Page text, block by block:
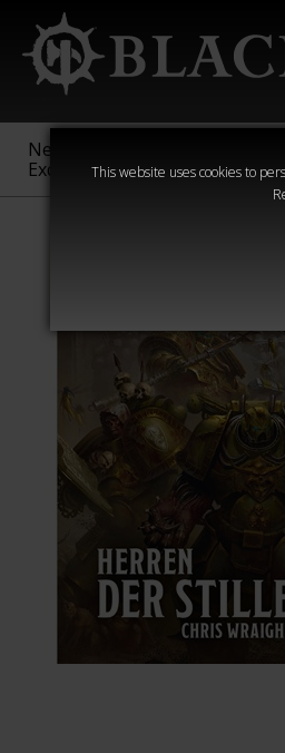
This website uses cookies to
New &
Exclusive
Sigmar